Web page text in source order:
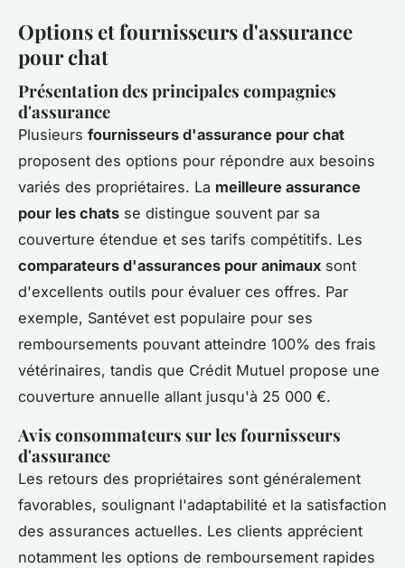
Options et fournisseurs d'assurance
pour chat
Présentation des principales compagnies
d'assurance
Plusieurs fournisseurs d'assurance pour chat
proposent des options pour répondre aux besoins
variés des propriétaires. La meilleure assurance
pour les chats se distingue souvent par sa
couverture étendue et ses tarifs compétitifs. Les
comparateurs d'assurances pour animaux sont
d'excellents outils pour évaluer ces offres. Par
exemple, Santévet est populaire pour ses
remboursements pouvant atteindre 100% des frais
vétérinaires, tandis que Crédit Mutuel propose une
couverture annuelle allant jusqu'à 25 000 €.
Avis consommateurs sur les fournisseurs
d'assurance
Les retours des propriétaires sont généralement
favorables, soulignant l'adaptabilité et la satisfaction
des assurances actuelles. Les clients apprécient
notamment les options de remboursement rapides